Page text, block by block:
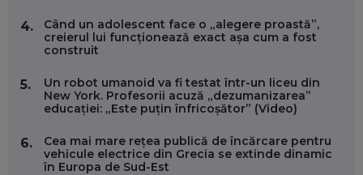
EFICIENT VIAȚA ONLINE. ȘI CARE SUNT PRIMII PAȘI ÎNTR-O
CARIERĂ DE „HACKER CU PERMIS”
EP. 56
DOINA VÎLCEANU, CONTENTSPEED: VREI SUCCES ONLINE?
ÎNVAȚĂ AEO ȘI GEO!
OLIVIU MATEI, HOLISUN: SOFTWARE DE LA CLUJ PENTRU
4.
Când un adolescent face o „alegere proastă”,
creierul lui funcționează exact așa cum a fost
construit
5.
Un robot umanoid va fi testat într-un liceu din
New York. Profesorii acuză „dezumanizarea”
educației: „Este puțin înfricoșător” (Video)
6.
Cea mai mare rețea publică de încărcare pentru
vehicule electrice din Grecia se extinde dinamic
în Europa de Sud-Est